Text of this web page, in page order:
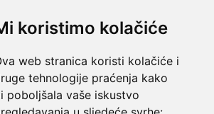
koristimo kolačiće
web stranica koristi kolačiće i
tehnologije praćenja kako
poboljšala vaše iskustvo
dana kod vas
povrat novaca
Roba za novac
podrška
na raspolaganju